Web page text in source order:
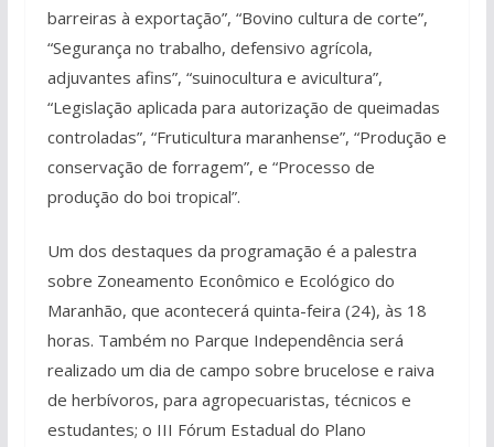
barreiras à exportação”, “Bovino cultura de corte”,
“Segurança no trabalho, defensivo agrícola,
adjuvantes afins”, “suinocultura e avicultura”,
“Legislação aplicada para autorização de queimadas
controladas”, “Fruticultura maranhense”, “Produção e
conservação de forragem”, e “Processo de
produção do boi tropical”.
Um dos destaques da programação é a palestra
sobre Zoneamento Econômico e Ecológico do
Maranhão, que acontecerá quinta-feira (24), às 18
horas. Também no Parque Independência será
realizado um dia de campo sobre brucelose e raiva
de herbívoros, para agropecuaristas, técnicos e
estudantes; o III Fórum Estadual do Plano